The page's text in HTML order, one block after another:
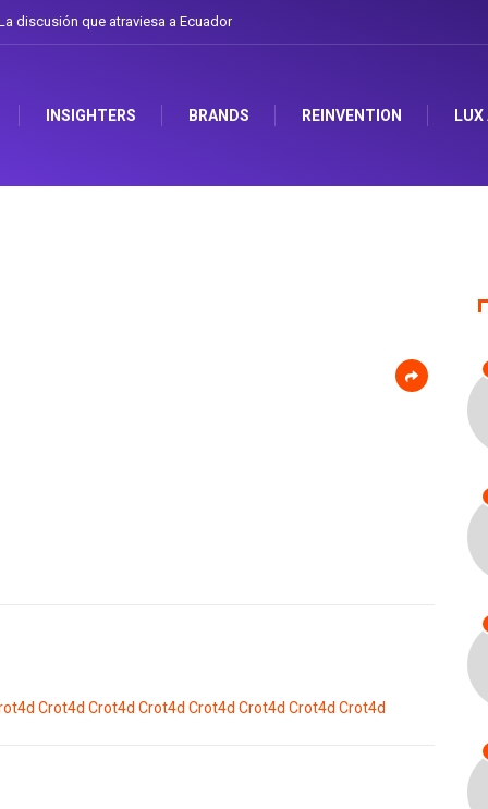
que atraviesa a Ecuador Gabriela Herrera y el arte de cambiarse el
INSIGHTERS BRANDS REINVENTION LUX
Crot4d Crot4d Crot4d Crot4d Crot4d Crot4d Crot4d